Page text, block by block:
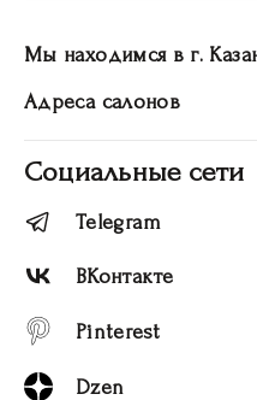
Мы находимся в г.
Адреса салонов
Социальные сети
Telegram
ВКонтакте
Pinterest
Dzen